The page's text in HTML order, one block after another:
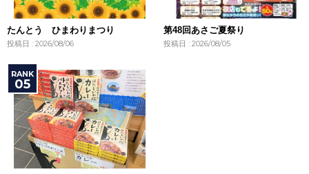
たんとう ひまわりまつり
投稿日 : 2026/08/06
第48回あさご夏祭り
投稿日 : 2026/08/05